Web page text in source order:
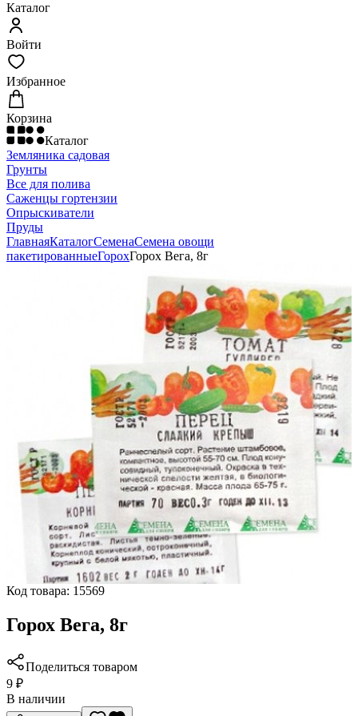
Каталог
Войти
Избранное
Корзина
Каталог
Земляника садовая
Грунты
Все для полива
Саженцы гортензии
Опрыскиватели
Пруды
ГлавнаяКаталогСеменаСемена овощи
пакетированныеГорохГорох Вега, 8г
Код товара: 15569
Горох Вега, 8г
Поделиться товаром
9 ₽
В наличии